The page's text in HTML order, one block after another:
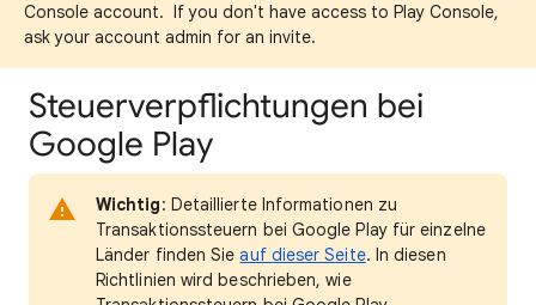
Console account. If you don't have access to Play Console,
ask your account admin for an invite.
Steuerverpflichtungen bei
Google Play
Wichtig: Detaillierte Informationen zu
Transaktionssteuern bei Google Play für einzelne
Länder finden Sieauf dieser Seite. In diesen
Richtlinien wird beschrieben, wie